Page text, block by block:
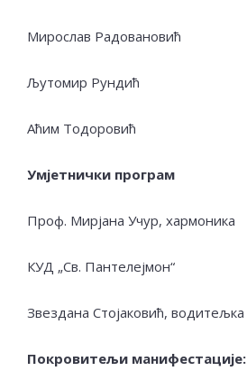
Мирослав Радовановић
Љутомир Рундић
Аћим Тодоровић
Умјетнички програм
Проф. Мирјана Учур, хармоника
КУД „Св. Пантелејмон“
Звездана Стојаковић, водитељка
Покровитељи манифестације: